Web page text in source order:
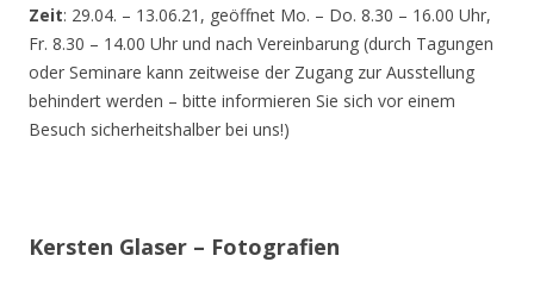
Zeit: 29.04. – 13.06.21, geöffnet Mo. – Do. 8.30 – 16.00 Uhr,
Fr. 8.30 – 14.00 Uhr und nach Vereinbarung (durch Tagungen
oder Seminare kann zeitweise der Zugang zur Ausstellung
behindert werden – bitte informieren Sie sich vor einem
Besuch sicherheitshalber bei uns!)
Kersten Glaser – Fotografien